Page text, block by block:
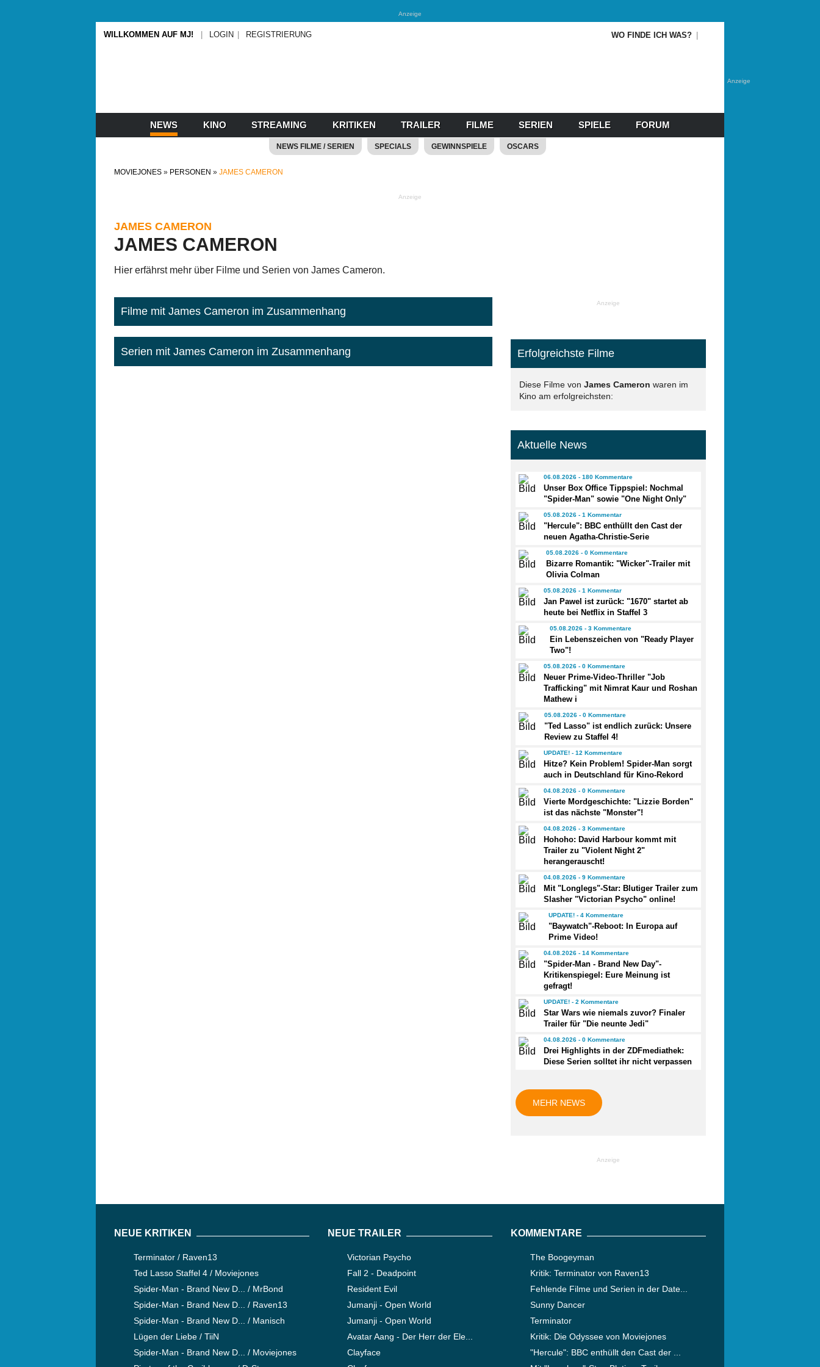
Anzeige
Anzeige
WILLKOMMEN AUF MJ! LOGIN REGISTRIERUNG WO FINDE ICH WAS?
NEWS KINO STREAMING KRITIKEN TRAILER FILME SERIEN SPIELE FORUM
NEWS FILME / SERIEN SPECIALS GEWINNSPIELE OSCARS
MOVIEJONES PERSONEN JAMES CAMERON
Anzeige
JAMES CAMERON
JAMES CAMERON
Hier erfährst mehr über Filme und Serien von James Cameron.
Filme mit James Cameron im Zusammenhang
Serien mit James Cameron im Zusammenhang
Anzeige
Erfolgreichste Filme
Diese Filme von James Cameron waren im
Kino am erfolgreichsten:
Aktuelle News
06.08.2026 - 180 Kommentare
Unser Box Office Tippspiel: Nochmal
"Spider-Man" sowie "One Night Only"
05.08.2026 - 1 Kommentar
"Hercule": BBC enthüllt den Cast der
neuen Agatha-Christie-Serie
05.08.2026 - 0 Kommentare
Bizarre Romantik: "Wicker"-Trailer mit
Olivia Colman
05.08.2026 - 1 Kommentar
Jan Pawel ist zurück: "1670" startet ab
heute bei Netflix in Staffel 3
05.08.2026 - 3 Kommentare
Ein Lebenszeichen von "Ready Player
Two"!
05.08.2026 - 0 Kommentare
Neuer Prime-Video-Thriller "Job
Trafficking" mit Nimrat Kaur und Roshan
Mathew i
05.08.2026 - 0 Kommentare
"Ted Lasso" ist endlich zurück: Unsere
Review zu Staffel 4!
UPDATE! - 12 Kommentare
Hitze? Kein Problem! Spider-Man sorgt
auch in Deutschland für Kino-Rekord
04.08.2026 - 0 Kommentare
Vierte Mordgeschichte: "Lizzie Borden"
ist das nächste "Monster"!
04.08.2026 - 3 Kommentare
Hohoho: David Harbour kommt mit
Trailer zu "Violent Night 2"
herangerauscht!
04.08.2026 - 9 Kommentare
Mit "Longlegs"-Star: Blutiger Trailer zum
Slasher "Victorian Psycho" online!
UPDATE! - 4 Kommentare
"Baywatch"-Reboot: In Europa auf
Prime Video!
04.08.2026 - 14 Kommentare
"Spider-Man - Brand New Day"-
Kritikenspiegel: Eure Meinung ist
gefragt!
UPDATE! - 2 Kommentare
Star Wars wie niemals zuvor? Finaler
Trailer für "Die neunte Jedi"
04.08.2026 - 0 Kommentare
Drei Highlights in der ZDFmediathek:
Diese Serien solltet ihr nicht verpassen
MEHR NEWS
Anzeige
NEUE KRITIKEN
Terminator / Raven13
Ted Lasso Staffel 4 / Moviejones
Spider-Man - Brand New D... / MrBond
Spider-Man - Brand New D... / Raven13
Spider-Man - Brand New D... / Manisch
Lügen der Liebe / TiiN
Spider-Man - Brand New D... / Moviejones
NEUE TRAILER
Victorian Psycho
Fall 2 - Deadpoint
Resident Evil
Jumanji - Open World
Jumanji - Open World
Avatar Aang - Der Herr der Ele...
Clayface
KOMMENTARE
The Boogeyman
Kritik: Terminator von Raven13
Fehlende Filme und Serien in der Date...
Sunny Dancer
Terminator
Kritik: Die Odyssee von Moviejones
"Hercule": BBC enthüllt den Cast der ...